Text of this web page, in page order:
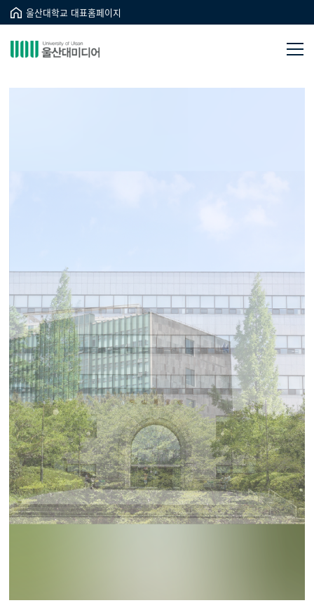
울산대학교 대표홈페이지